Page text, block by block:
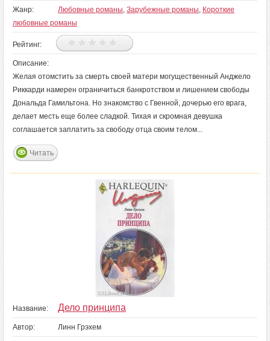
Жанр: Любовные романы, Зарубежные романы, Короткие
любовные романы
Рейтинг:
Описание:
Желая отомстить за смерть своей матери могущественный Анджело
Риккарди намерен ограничиться банкротством и лишением свободы
Дональда Гамильтона. Но знакомство с Гвенной, дочерью его врага,
делает месть еще более сладкой. Тихая и скромная девушка
соглашается заплатить за свободу отца своим телом...
Читать
Название: Дело принципа
Автор: Линн Грэхем